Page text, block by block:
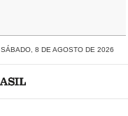
SÁBADO, 8 DE AGOSTO DE 2026